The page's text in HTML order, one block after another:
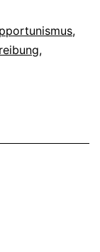
,
,